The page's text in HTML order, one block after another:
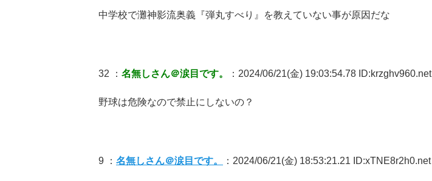
中学校で灘神影流奥義『弾丸すべり』を教えていない事が原因だな
32 ： 名無しさん＠涙目です。 ：2024/06/21(金) 19:03:54.78 ID:krzghv960.net
野球は危険なので禁止にしないの？
9 ： 名無しさん＠涙目です。 ：2024/06/21(金) 18:53:21.21 ID:xTNE8r2h0.net